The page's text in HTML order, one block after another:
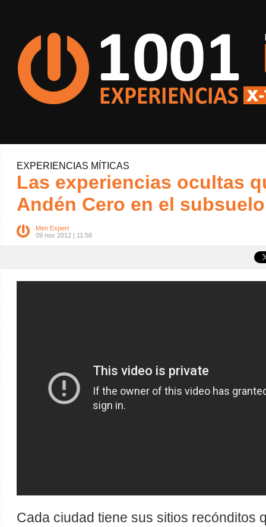
EXPERIENCIAS MÍTICAS
Las experiencias ocultas
Andén Cero en el
Men Expert
09 nov 2012 | 11:58
Cada ciudad tiene sus sitios recónditos